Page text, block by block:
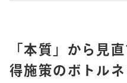
「本質」から見
得施策のボトル